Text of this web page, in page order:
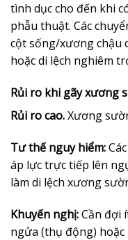
tình dục cho đến khi
phẫu thuật. Các
cột sống/xương chậu
hoặc di lệch nghiêm
Rủi ro khi gãy xương
Rủi ro cao.Xương
Tư thế nguy hiểm:
áp lực trực tiếp lên
làm di lệch xương
Khuyến nghị:Cần đợi
ngửa (thụ động)